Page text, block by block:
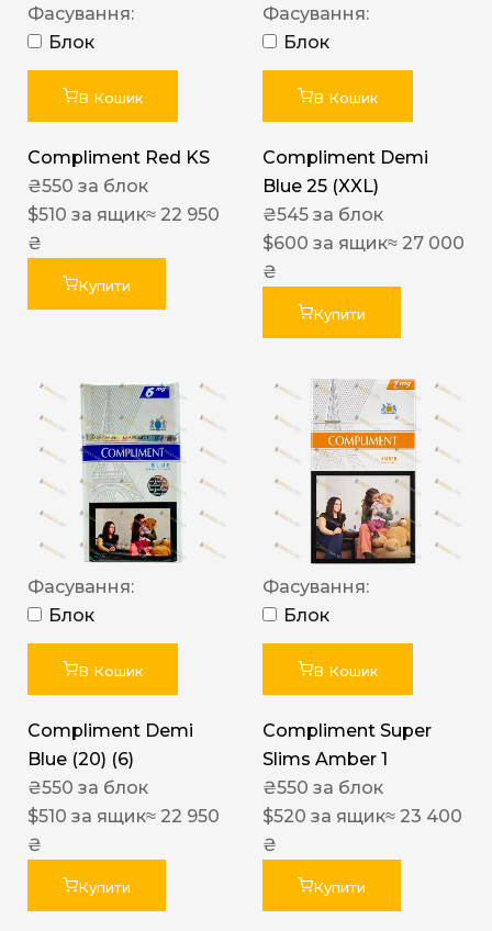
Фасування:
Блок
В Кошик
Compliment Red KS
₴550 за блок
$510 за ящик≈ 22 950
₴
Купити
Фасування:
Блок
В Кошик
Compliment Demi
Blue 25 (XXL)
₴545 за блок
$600 за ящик≈ 27 000
₴
Купити
Фасування:
Блок
В Кошик
Compliment Demi
Blue (20) (6)
₴550 за блок
$510 за ящик≈ 22 950
₴
Купити
Фасування:
Блок
В Кошик
Compliment Super
Slims Amber 1
₴550 за блок
$520 за ящик≈ 23 400
₴
Купити